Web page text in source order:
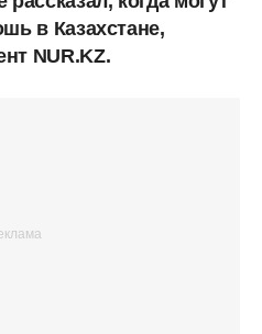
в Казахстане,
NUR.KZ.